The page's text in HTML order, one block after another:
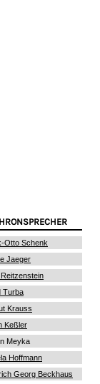
Otto Schenk
Jaeger
Turba
Krauss
Keßler
Meyka
Hoffmann
Georg Beckhaus